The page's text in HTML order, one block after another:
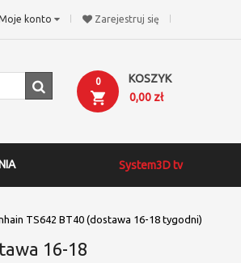
Zarejestruj się
konto
KOSZYK
0
0,00 zł
System3D tv
TS642 BT40 (dostawa 16-18 tygodni)
16-18